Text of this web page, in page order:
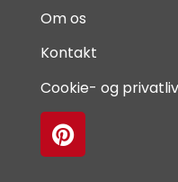
Om os
Kontakt
Cookie- og